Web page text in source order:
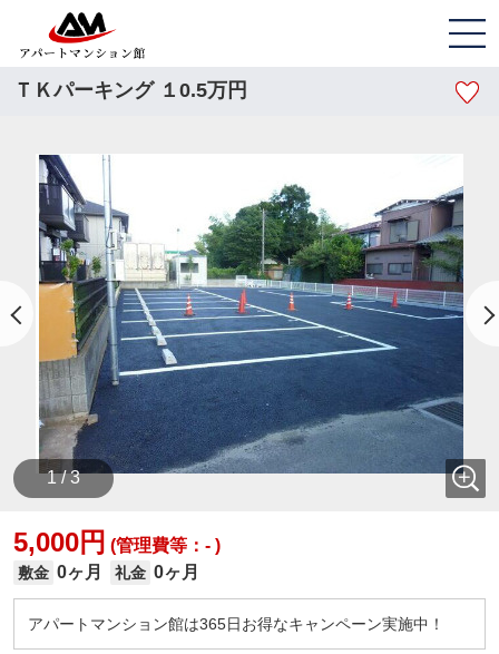
ＴＫパーキング １0.5万円
1 / 3
5,000円 (管理費等：- )
敷金 0ヶ月 礼金 0ヶ月
アパートマンション館は365日お得なキャンペーン実施中！